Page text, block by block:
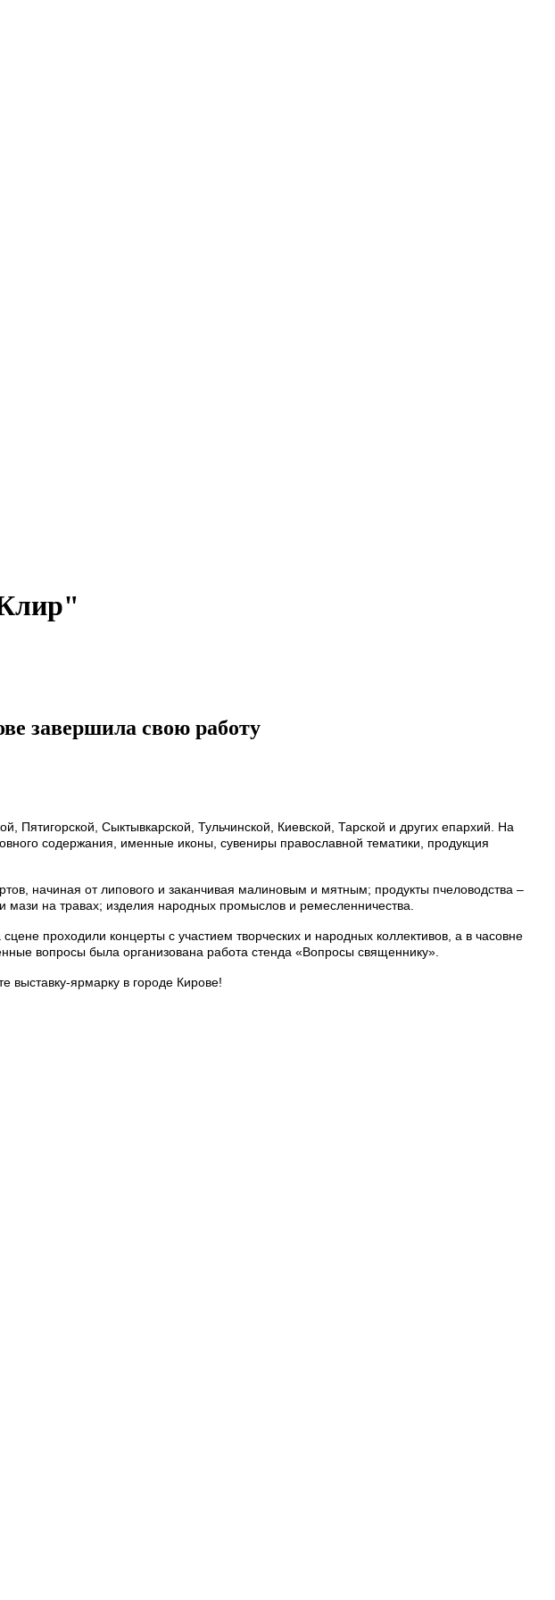
завершила свою работу
Сыктывкарской, Тульчинской, Киевской, Тарской и других епархий. На
содержания, именные иконы, сувениры православной тематики, продукция
начиная от липового и заканчивая малиновым и мятным; продукты пчеловодства –
на травах; изделия народных промыслов и ремесленничества.
проходили концерты с участием творческих и народных коллективов, а в часовне
вопросы была организована работа стенда «Вопросы священнику».
выставку-ярмарку в городе Кирове!